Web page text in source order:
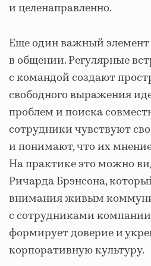
и целенаправленно.
Еще один важный
в общении. Регулярные
с командой создают
свободного выражения
проблем и поиска
сотрудники чувствуют
и понимают, что их
На практике это можно
Ричарда Брэнсона,
внимания живым
с сотрудниками
формирует доверие и
корпоративную культуру.